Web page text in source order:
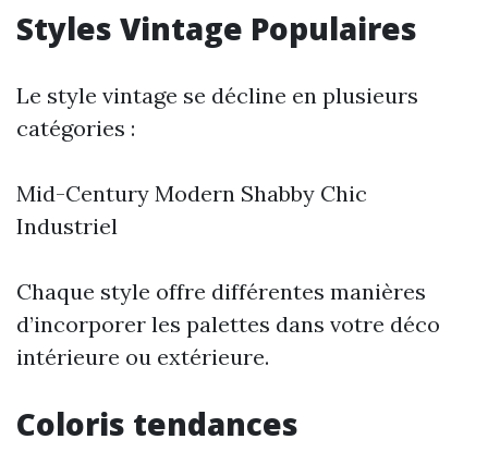
Styles Vintage Populaires
Le style vintage se décline en plusieurs
catégories :
Mid-Century Modern Shabby Chic
Industriel
Chaque style offre différentes manières
d’incorporer les palettes dans votre déco
intérieure ou extérieure.
Coloris tendances